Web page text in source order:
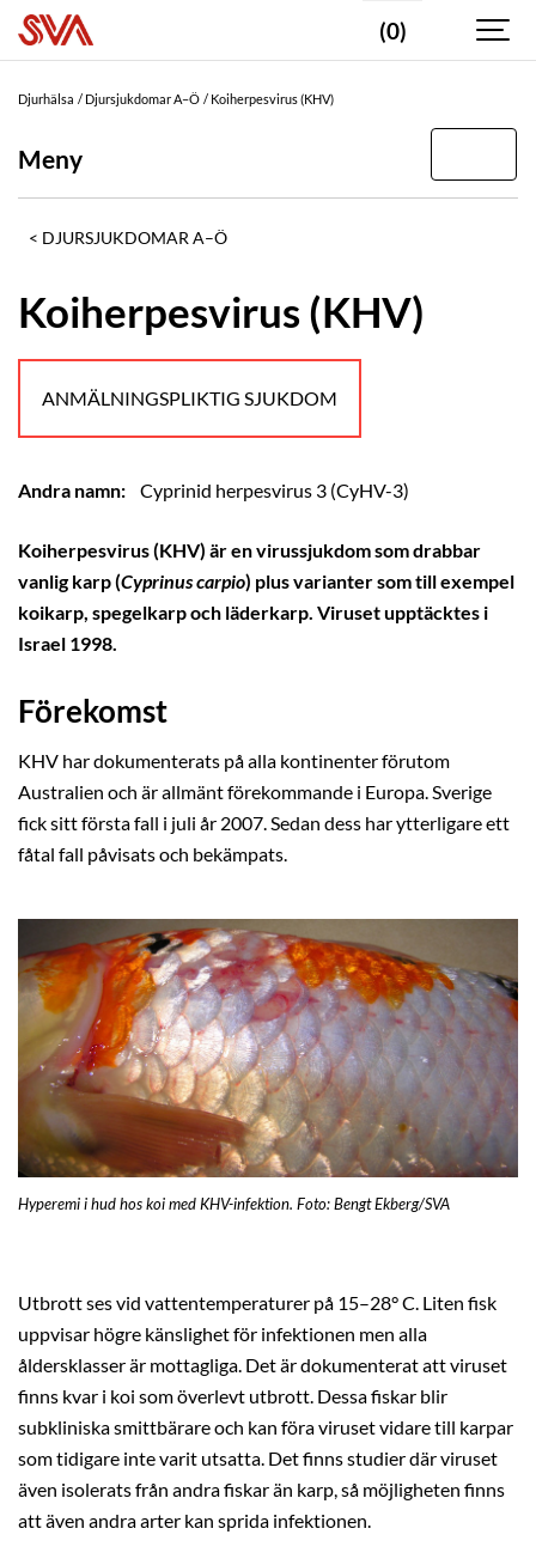
(0)
Djurhälsa Djursjukdomar A–Ö Koiherpesvirus (KHV)
Meny
DJURSJUKDOMAR A–Ö
Koiherpesvirus (KHV)
ANMÄLNINGSPLIKTIG SJUKDOM
Andra namn: Cyprinid herpesvirus 3 (CyHV-3)
Koiherpesvirus (KHV) är en virussjukdom som drabbar
vanlig karp (Cyprinus carpio) plus varianter som till exempel
koikarp, spegelkarp och läderkarp. Viruset upptäcktes i
Israel 1998.
Förekomst
KHV har dokumenterats på alla kontinenter förutom
Australien och är allmänt förekommande i Europa. Sverige
fick sitt första fall i juli år 2007. Sedan dess har ytterligare ett
fåtal fall påvisats och bekämpats.
Hyperemi i hud hos koi med KHV-infektion. Foto: Bengt Ekberg/SVA
Utbrott ses vid vattentemperaturer på 15–28° C. Liten fisk
uppvisar högre känslighet för infektionen men alla
åldersklasser är mottagliga. Det är dokumenterat att viruset
finns kvar i koi som överlevt utbrott. Dessa fiskar blir
subkliniska smittbärare och kan föra viruset vidare till karpar
som tidigare inte varit utsatta. Det finns studier där viruset
även isolerats från andra fiskar än karp, så möjligheten finns
att även andra arter kan sprida infektionen.